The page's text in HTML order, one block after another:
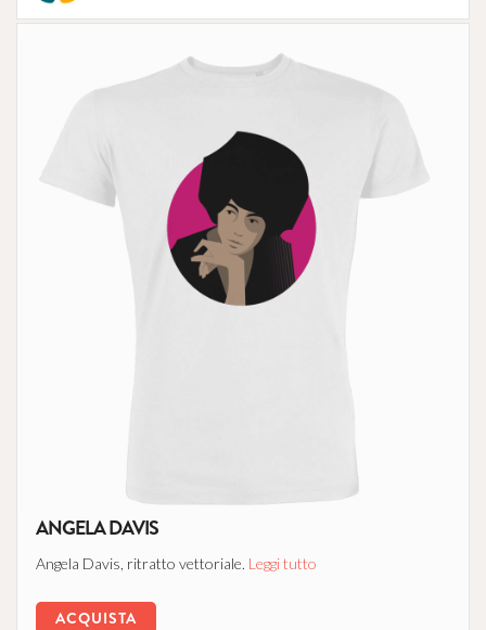
ANGELA DAVIS
Angela Davis, ritratto vettoriale. Leggi tutto
ACQUISTA